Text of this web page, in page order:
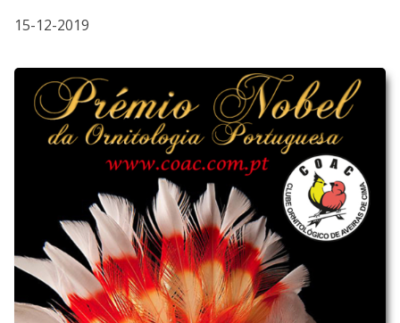
15-12-2019